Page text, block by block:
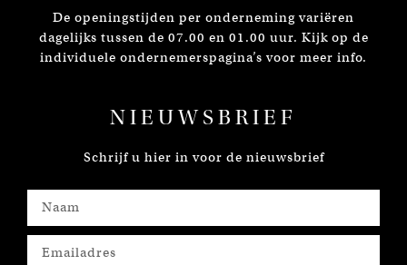
De openingstijden per onderneming variëren
dagelijks tussen de 07.00 en 01.00 uur. Kijk op de
individuele ondernemerspagina’s voor meer info.
NIEUWSBRIEF
Schrijf u hier in voor de nieuwsbrief